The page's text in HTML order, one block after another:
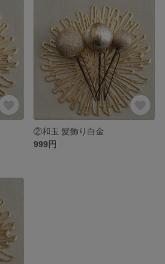
②和玉 髪飾り白金
999円